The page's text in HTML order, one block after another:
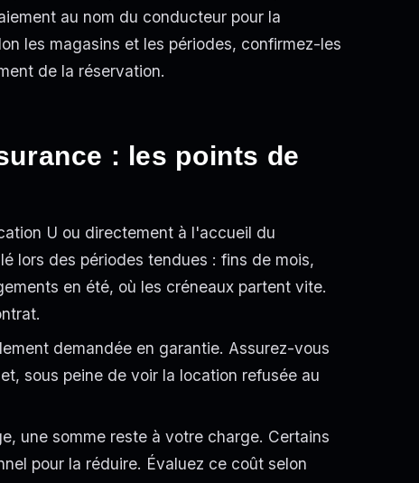
au nom du conducteur pour la
les magasins et les périodes, confirmez-les
de la réservation.
: les points de
U ou directement à l'accueil du
lors des périodes tendues : fins de mois,
en été, où les créneaux partent vite.
demandée en garantie. Assurez-vous
sous peine de voir la location refusée au
une somme reste à votre charge. Certains
pour la réduire. Évaluez ce coût selon